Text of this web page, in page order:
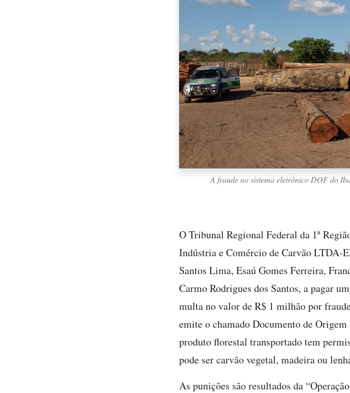
A fraude no sistema eletrônico DOF do
O Tribunal Regional Federal da 1ª
Indústria e Comércio de Carvão LTDA-
Santos Lima, Esaú Gomes Ferreira,
Carmo Rodrigues dos Santos, a pagar
multa no valor de R$ 1 milhão por
emite o chamado Documento de
produto florestal transportado tem
pode ser carvão vegetal, madeira ou
As punições são resultados da